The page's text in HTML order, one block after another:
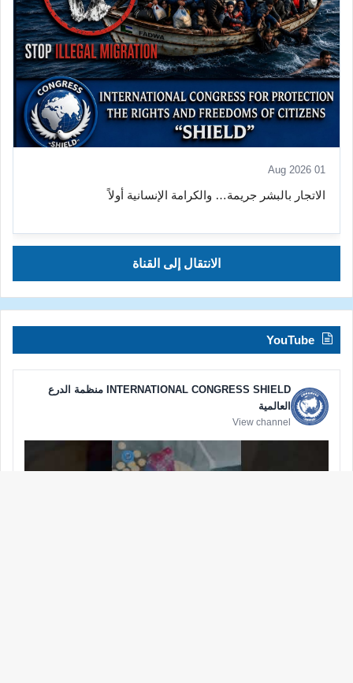
01 Aug 2026
الاتجار بالبشر جريمة… والكرامة الإنسانية أولاً
الانتقال إلى القناة
YouTube
INTERNATIONAL CONGRESS SHIELD منظمة الدرع
العالمية
View channel